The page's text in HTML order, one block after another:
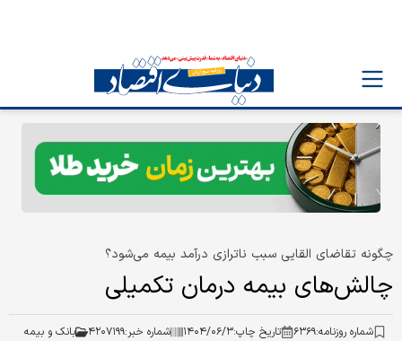
چگونه تقاضای القایی سبب ناترازی درآمد بیمه می‌شود؟
چالش‌های بیمه درمان تکمیلی
شماره روزنامه:۶۳۶۹ تاریخ چاپ:۱۴۰۴/۰۶/۳ شماره خبر:۴۲۰۷۱۹۹ بانک و بیمه